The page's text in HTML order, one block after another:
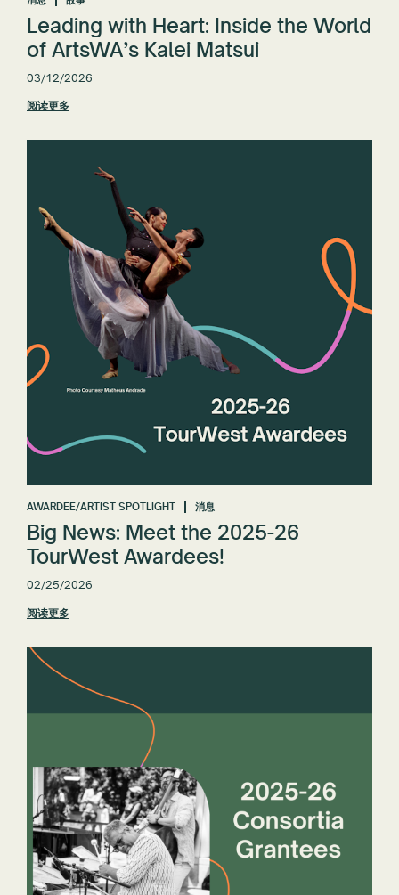
Leading with Heart: Inside the World
of ArtsWA’s Kalei Matsui
03/12/2026
阅读更多
AWARDEE/ARTIST SPOTLIGHT 消息
Big News: Meet the 2025-26
TourWest Awardees!
02/25/2026
阅读更多